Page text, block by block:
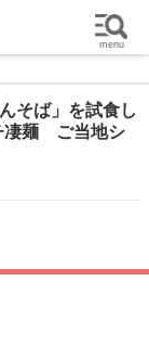
子育て
そば」を試食し
凄麺 ご当地シ
menu